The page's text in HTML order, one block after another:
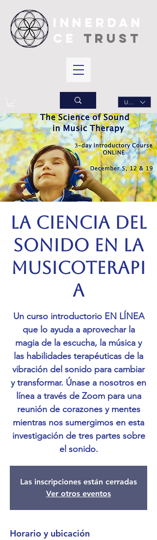
INNERDAN
CE TRUST
USD ($)
La ciencia del
sonido en la
musicoterapi
a
Un curso introductorio EN LÍNEA
que lo ayuda a aprovechar la
magia de la escucha, la música y
las habilidades terapéuticas de la
vibración del sonido para cambiar
y transformar. Únase a nosotros en
línea a través de Zoom para una
reunión de corazones y mentes
mientras nos sumergimos en esta
investigación de tres partes sobre
el sonido.
Las inscripciones están cerradas
Ver otros eventos
Horario y ubicación